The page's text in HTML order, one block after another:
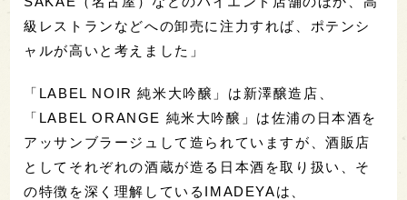
級レストランなどへの卸売に注力すれば、ポテンシ
ャルが高いと考えました」
「LABEL NOIR 純米大吟醸」は新澤醸造店、
「LABEL ORANGE 純米大吟醸」は佐浦の日本酒を
アッサンブラージュして造られていますが、酒販店
としてそれぞれの酒蔵が造る日本酒を取り扱い、そ
の特徴を深く理解しているIMADEYAは、